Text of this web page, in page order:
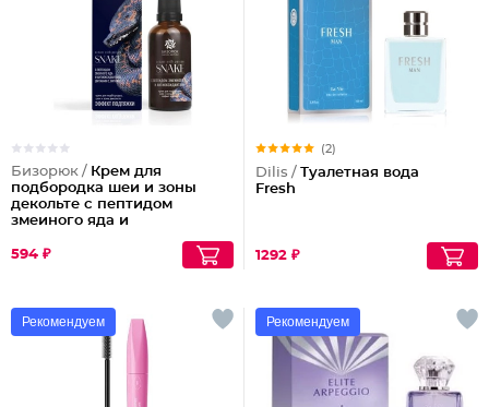
Бизорюк / Крем для
подбородка шеи и зоны
декольте с пептидом
змеиного яда и
594 ₽
(2)
Dilis / Туалетная вода
Fresh
1292 ₽
Рекомендуем Рекомендуем